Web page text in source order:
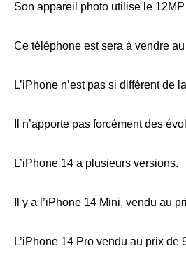
Son appareil photo utilise le
Ce téléphone est sera à vendre
L’iPhone n’est pas si différent de
Il n’apporte pas forcément des
L’iPhone 14 a plusieurs versions.
Il y a l’iPhone 14 Mini, vendu au
L’iPhone 14 Pro vendu au prix de